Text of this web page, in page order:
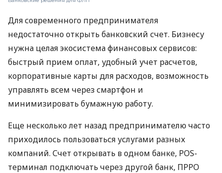
Для современного предпринимателя
недостаточно открыть банковский счет. Бизнесу
нужна целая экосистема финансовых сервисов:
быстрый прием оплат, удобный учет расчетов,
корпоративные карты для расходов, возможность
управлять всем через смартфон и
минимизировать бумажную работу.
Еще несколько лет назад предпринимателю часто
приходилось пользоваться услугами разных
компаний. Счет открывать в одном банке, POS-
терминал подключать через другой банк, ПРРО